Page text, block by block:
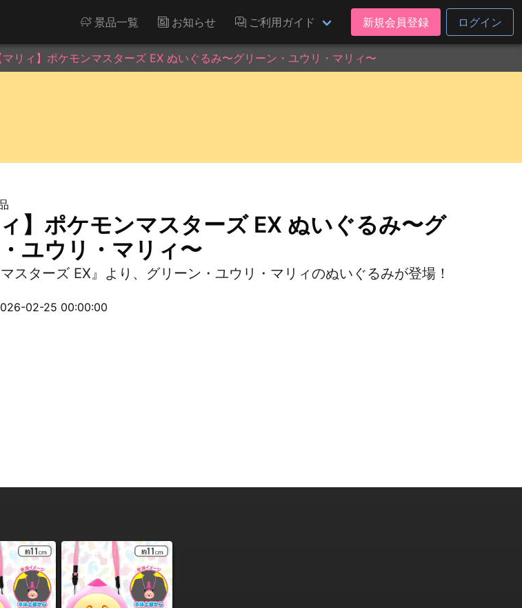
景品一覧 お知らせ ご利用ガイド 新規会員登録 ログイン
マリィ】ポケモンマスターズ EX ぬいぐるみ〜グリーン・ユウリ・マリィ〜
ィ】ポケモンマスターズ EX ぬいぐるみ〜グ
ユウリ・マリィ〜
マスターズ EX』より、グリーン・ユウリ・マリィのぬいぐるみが登場！
02-25 00:00:00